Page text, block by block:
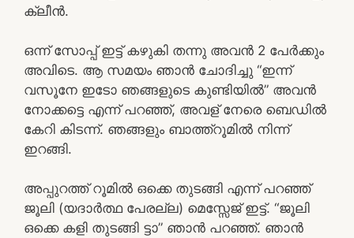
ക്ലീൻ.
ഒന്ന് സോപ്പ് ഇട്ട് കഴുകി തന്നു അവൻ 2 പേർക്കും
അവിടെ. ആ സമയം ഞാൻ ചോദിച്ചു “ഇന്ന്
വസൂനേ ഇടോ ഞങ്ങളുടെ കുണ്ടിയിൽ” അവൻ
നോക്കട്ടെ എന്ന് പറഞ്ഞ്, അവള് നേരെ ബെഡിൽ
കേറി കിടന്ന്. ഞങ്ങളും ബാത്ത്റൂമിൽ നിന്ന്
ഇറങ്ങി.
അപ്പുറത്ത് റൂമിൽ ഒക്കെ തുടങ്ങി എന്ന് പറഞ്ഞ്
ജൂലി (യദാർത്ഥ പേരല്ല) മെസ്സേജ് ഇട്ട്. “ജൂലി
ഒക്കെ കളി തുടങ്ങി ട്ടാ” ഞാൻ പറഞ്ഞ്. ഞാൻ